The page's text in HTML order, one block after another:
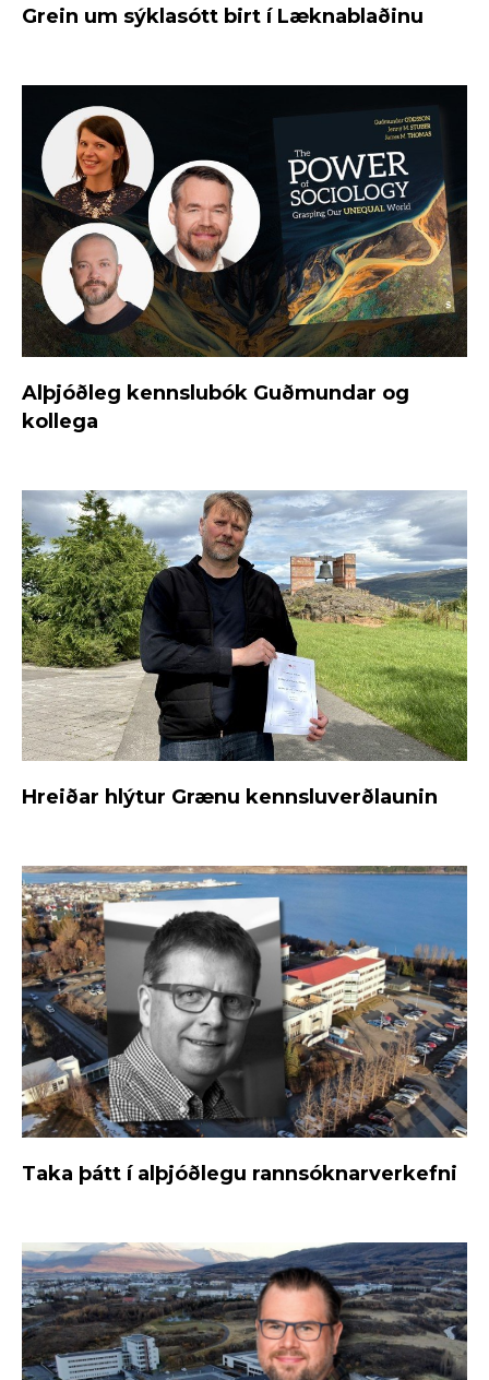
Grein um sýklasótt birt í Læknablaðinu
Alþjóðleg kennslubók Guðmundar og
kollega
Hreiðar hlýtur Grænu kennsluverðlaunin
Taka þátt í alþjóðlegu rannsóknarverkefni